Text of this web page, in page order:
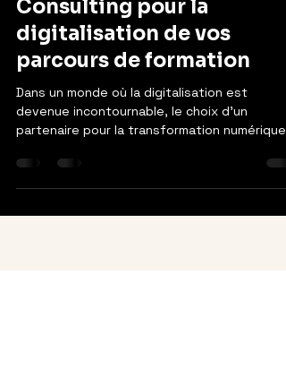
sgdigiconsulting
15 avr.
2 min de lecture
Pourquoi choisir SG
Consulting pour la
digitalisation de vos
parcours de formation
Dans un monde où la digitalisation est
devenue incontournable, le choix d'un